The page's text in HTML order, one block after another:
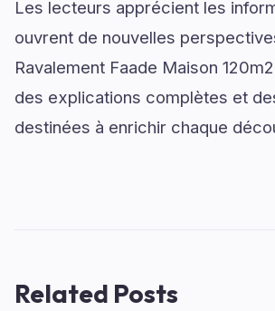
Les lecteurs apprécient les
ouvrent de nouvelles
Ravalement Faade Maison
des explications complètes et
destinées à enrichir chaque
Related Posts